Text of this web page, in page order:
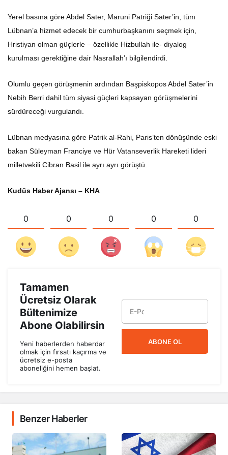
Yerel basına göre Abdel Sater, Maruni Patriği Sater’in, tüm
Lübnan’a hizmet edecek bir cumhurbaşkanını seçmek için,
Hristiyan olman güçlerle – özellikle Hizbullah ile- diyalog
kurulması gerektiğine dair Nasrallah’ı bilgilendirdi.
Olumlu geçen görüşmenin ardından Başpiskopos Abdel Sater’in
Nebih Berri dahil tüm siyasi güçleri kapsayan görüşmelerini
sürdüreceği vurgulandı.
Lübnan medyasına göre Patrik al-Rahi, Paris’ten dönüşünde eski
bakan Süleyman Franciye ve Hür Vatanseverlik Hareketi lideri
milletvekili Cibran Basil ile ayrı ayrı görüştü.
Kudüs Haber Ajansı – KHA
0 0 0 0 0
Tamamen
Ücretsiz Olarak
Bültenimize
Abone Olabilirsin
Yeni haberlerden haberdar
olmak için fırsatı kaçırma ve
ücretsiz e-posta
aboneliğini hemen başlat.
ABONE OL
Benzer Haberler